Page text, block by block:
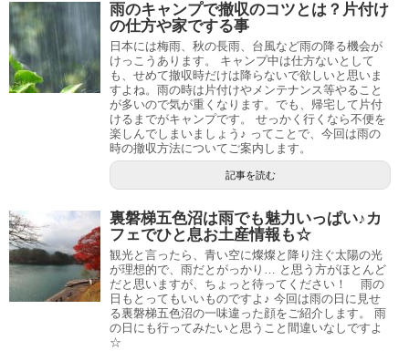
雨のキャンプで撤収のコツとは？片付け
の仕方や家でする事
日本には梅雨、秋の長雨、台風など雨の降る機会が
けっこうあります。 キャンプ中は仕方ないとして
も、せめて撤収時だけは降らないで欲しいと思いま
すよね。雨の時は片付けやメンテナンス等やること
が多いので気が重くなります。でも、帰宅して片付
けるまでがキャンプです。 せっかく行くなら不便を
楽しんでしまいましょう♪ ってことで、今回は雨の
時の撤収方法についてご案内します。
記事を読む
裏磐梯五色沼は雨でも魅力いっぱい♪カ
フェでひと息お土産情報も☆
観光と言ったら、青い空に燦燦と降り注ぐ太陽の光
が理想的で、雨だとがっかり… と思う方がほとんど
だと思いますが、ちょっと待ってください！ 雨の
日もとってもいいものですよ♪ 今回は雨の日に見せ
る裏磐梯五色沼の一味違った顔をご紹介します。 雨
の日にも行ってみたいと思うこと間違いなしですよ
☆